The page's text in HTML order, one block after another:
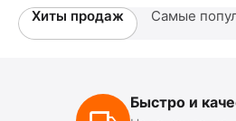
Хиты продаж Самые
Быстро и